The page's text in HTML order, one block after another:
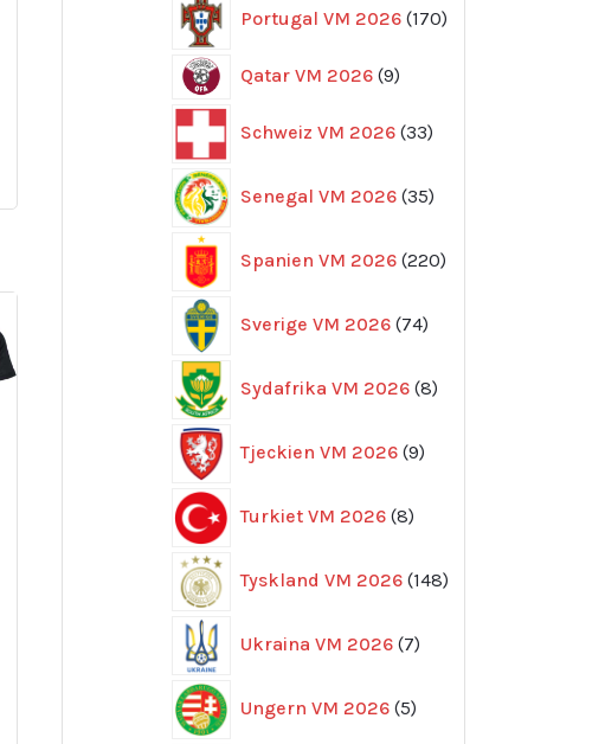
Portugal VM 2026 170
produkter
Qatar VM 2026 99
Schweiz VM 2026 33
produkter
Senegal VM 2026 35
produkter
Spanien VM 2026 220
produkter
Sverige VM 2026 74
produkter
Sydafrika VM 2026 8
produkter
Tjeckien VM 2026 9
produkter
Turkiet VM 2026 8
produkter
Tyskland VM 2026 148
produkter
Ukraina VM 2026 7
produkter
Ungern VM 2026 5
produkter